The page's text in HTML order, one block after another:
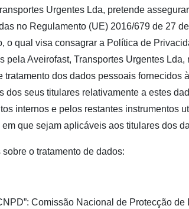
Urgentes Lda, pretende
no Regulamento (UE) 2016/679 de 27
o qual visa consagrar a Política de
pela Aveirofast, Transportes Urgentes
tratamento dos dados pessoais fornecidos
dos seus titulares relativamente a estes
internos e pelos restantes instrumentos
em que sejam aplicáveis aos titulares dos
sobre o tratamento de dados:
Comissão Nacional de Protecção de